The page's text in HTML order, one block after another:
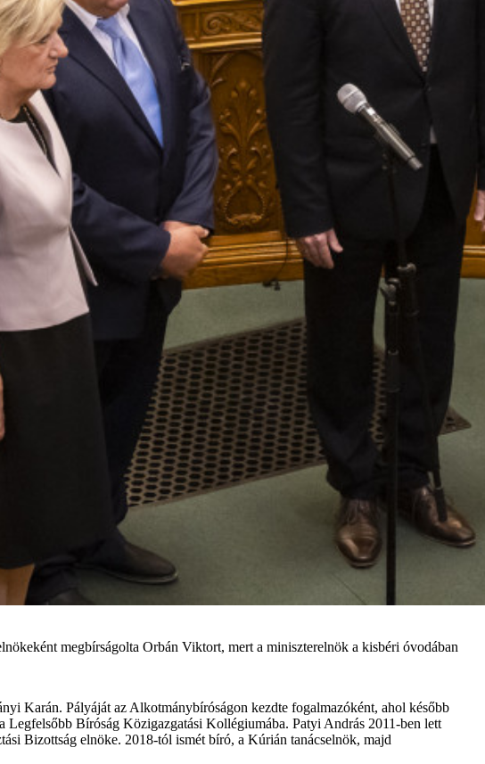
megbírságolta Orbán Viktort, mert a miniszterelnök a kisbéri óvodában
Karán. Pályáját az Alkotmánybíróságon kezdte fogalmazóként, ahol később
Bíróság Közigazgatási Kollégiumába. Patyi András 2011-ben lett
Bizottság elnöke. 2018-tól ismét bíró, a Kúrián tanácselnök, majd